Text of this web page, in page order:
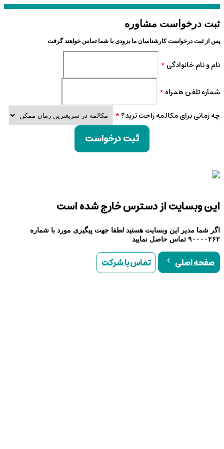
ثبت درخواست مشاوره
پس از ثبت درخواست کارشناسان ما بزودی با شما تماس خواهند گرفت
نام و نام خانوادگی *
شماره تلفن همراه *
چه زمانی برای مکالمه راحت ترید؟ *
ثبت درخواست
این وبسایت از دسترس خارج شده است
اگر شما مدیر این وبسایت هستید لطفا جهت پیگیری مورد با شماره
۹۰۰۰۰۲۶۲ تماس حاصل نمایید
صفحه اصلی تماس با شرکت